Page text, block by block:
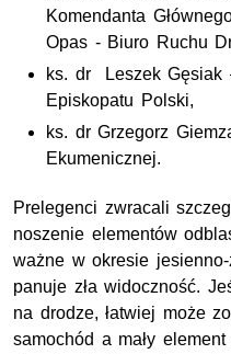
Komendanta
Opas - Biuro Ruchu
ks. dr Leszek Gęsiak
Episkopatu Polski,
ks. dr Grzegorz
Ekumenicznej.
Prelegenci zwracali
noszenie elementów
ważne w okresie
panuje zła widoczność.
na drodze, łatwiej może
samochód a mały